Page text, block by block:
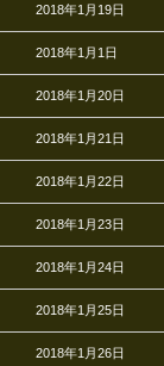
2018年1月19日
2018年1月1日
2018年1月20日
2018年1月21日
2018年1月22日
2018年1月23日
2018年1月24日
2018年1月25日
2018年1月26日